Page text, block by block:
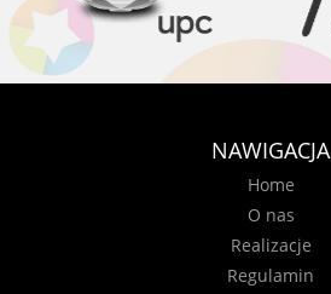
NAWIGACJA
Home
O nas
Realizacje
Regulamin